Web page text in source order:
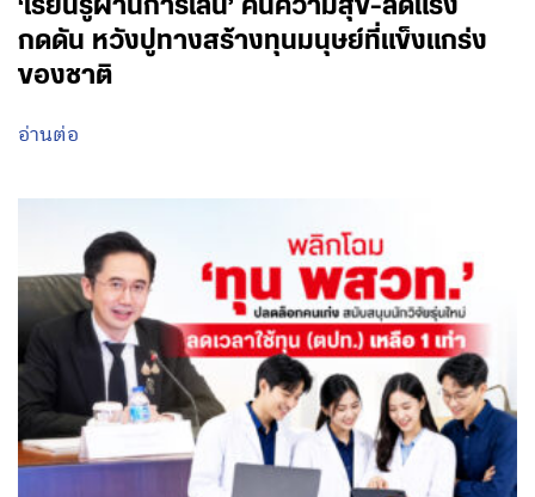
‘เรียนรู้ผ่านการเล่น’ คืนความสุข-ลดแรง
กดดัน หวังปูทางสร้างทุนมนุษย์ที่แข็งแกร่ง
ของชาติ
อ่านต่อ